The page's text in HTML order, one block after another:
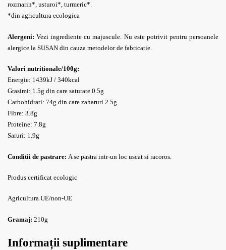
rozmarin*, usturoi*, turmeric*.
*din agricultura ecologica
Alergeni: Vezi ingrediente cu majuscule. Nu este potrivit pentru persoanele
alergice la SUSAN din cauza metodelor de fabricatie.
Valori nutritionale/100g:
Energie: 1439kJ / 340kcal
Grasimi: 1.5g din care saturate 0.5g
Carbohidrati: 74g din care zaharuri 2.5g
Fibre: 3.8g
Proteine: 7.8g
Saruri: 1.9g
Conditii de pastrare: A se pastra intr-un loc uscat si racoros.
Produs certificat ecologic
Agricultura UE/non-UE
Gramaj: 210g
Informații suplimentare